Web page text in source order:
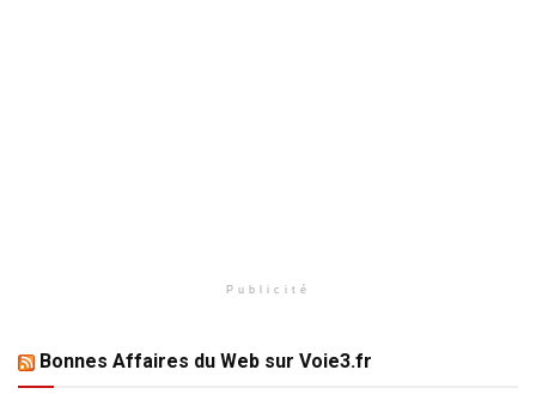
Publicité
Bonnes Affaires du Web sur Voie3.fr